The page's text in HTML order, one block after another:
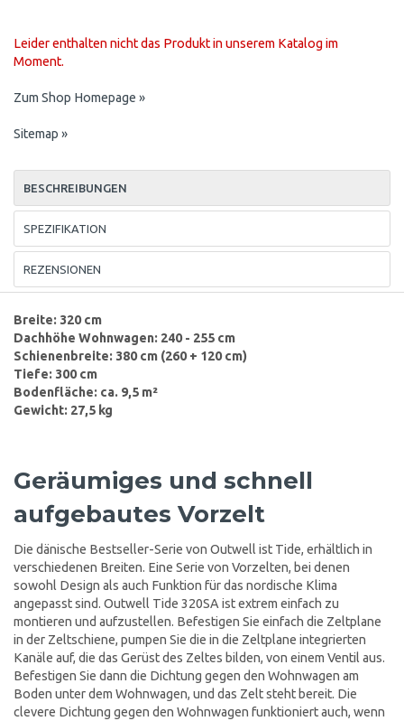
Leider enthalten nicht das Produkt in unserem Katalog im
Moment.
Zum Shop Homepage »
Sitemap »
BESCHREIBUNGEN
SPEZIFIKATION
REZENSIONEN
Breite: 320 cm
Dachhöhe Wohnwagen: 240 - 255 cm
Schienenbreite: 380 cm (260 + 120 cm)
Tiefe: 300 cm
Bodenfläche: ca. 9,5 m²
Gewicht: 27,5 kg
Geräumiges und schnell
aufgebautes Vorzelt
Die dänische Bestseller-Serie von Outwell ist Tide, erhältlich in
verschiedenen Breiten. Eine Serie von Vorzelten, bei denen
sowohl Design als auch Funktion für das nordische Klima
angepasst sind. Outwell Tide 320SA ist extrem einfach zu
montieren und aufzustellen. Befestigen Sie einfach die Zeltplane
in der Zeltschiene, pumpen Sie die in die Zeltplane integrierten
Kanäle auf, die das Gerüst des Zeltes bilden, von einem Ventil aus.
Befestigen Sie dann die Dichtung gegen den Wohnwagen am
Boden unter dem Wohnwagen, und das Zelt steht bereit. Die
clevere Dichtung gegen den Wohnwagen funktioniert auch, wenn